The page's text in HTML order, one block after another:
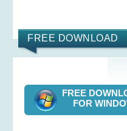
FREE DOWNLOAD
FREE
FOR